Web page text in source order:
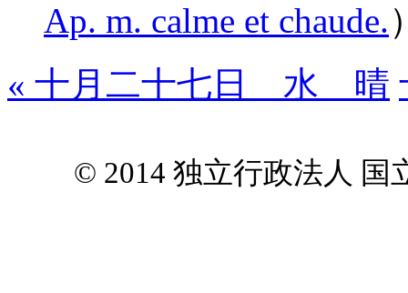
Ap. m. calme et chaude.
« 十月二十七日 水 晴
© 2014 独立行政法人 国